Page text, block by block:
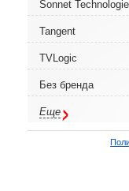
Sonnet
Tangent
TVLogic
Без бренда
Еще